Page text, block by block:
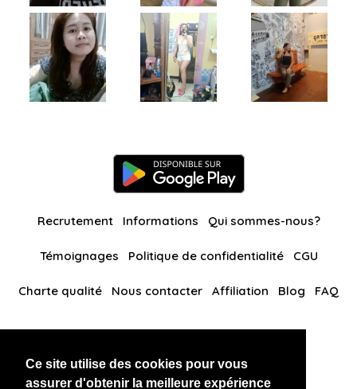
Ce site utilise des cookies pour vous
assurer d'obtenir la meilleure expérience
Recrutement Informations Qui sommes-nous?
Témoignages Politique de confidentialité CGU
Charte qualité Nous contacter Affiliation Blog FAQ
BlackAndBeauties RussianKisses